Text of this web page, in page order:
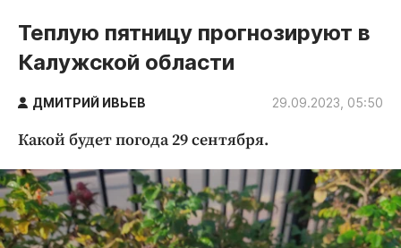
Новости компаний
Статьи
Народные новости
Авто и транспорт
Благоустройство
Криминал
Культура
Недвижимость и ЖКХ
Теплую пятницу прогнозируют в
Калужской области
ДМИТРИЙ ИВЬЕВ 29.09.2023, 05:50
Какой будет погода 29 сентября.